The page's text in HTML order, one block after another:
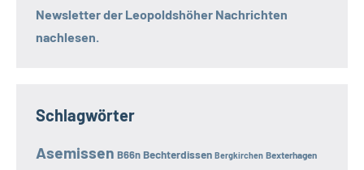
Newsletter der Leopoldshöher Nachrichten
nachlesen.
Schlagwörter
Asemissen B66nBechterdissen Bergkirchen Bexterhagen